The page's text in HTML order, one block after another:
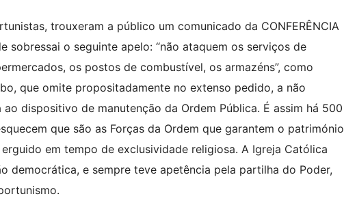
trouxeram a público um comunicado da CONFERÊNCIA
sobressai o seguinte apelo: “não ataquem os serviços de
os postos de combustível, os armazéns”, como
que omite propositadamente no extenso pedido, a não
dispositivo de manutenção da Ordem Pública. É assim há 500
que são as Forças da Ordem que garantem o património
em tempo de exclusividade religiosa. A Igreja Católica
democrática, e sempre teve apetência pela partilha do Poder,